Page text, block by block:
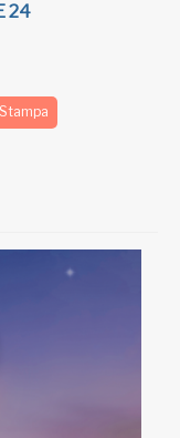
24
Stampa